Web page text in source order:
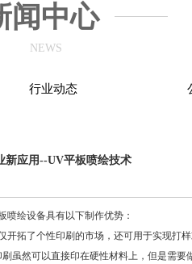
闻中心
NEWS
行业动态
新应用--UV平板喷绘技术
绘设备具有以下制作优势：
了个性印刷的市场，还可用于实现打
然可以直接印在硬性材料上，但是需要